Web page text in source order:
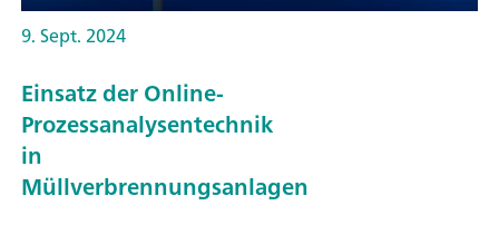
9. Sept. 2024
Einsatz der Online-
Prozessanalysentechnik
in
Müllverbrennungsanlagen